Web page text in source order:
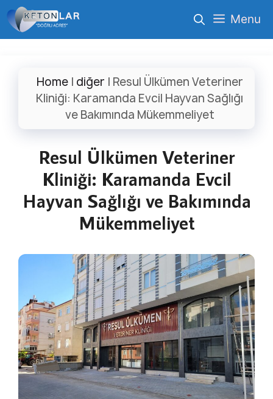
İçeriğe
atla
Menu
Home| diğer | Resul Ülkümen Veteriner
Kliniği: Karamanda Evcil Hayvan Sağlığı
ve Bakımında Mükemmeliyet
Resul Ülkümen Veteriner
Kliniği: Karamanda Evcil
Hayvan Sağlığı ve Bakımında
Mükemmeliyet